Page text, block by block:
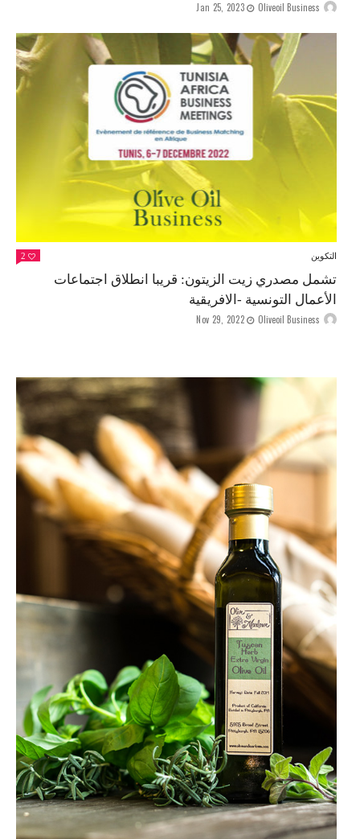
Oliveoil Business
Jan 25, 2023
التكوين 2
تشمل مصدري زيت الزيتون: قريبا انطلاق اجتماعات
الأعمال التونسية -الافريقية
Oliveoil Business
Nov 29, 2022